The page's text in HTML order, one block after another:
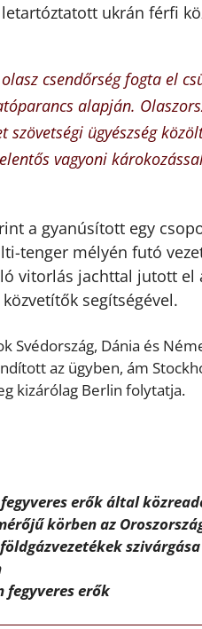
ukrán férfi
csendőrség fogta el
alapján.
szövetségi ügyészség
vagyoni
a gyanúsított egy
tenger mélyén futó
vitorlás jachttal jutott el
segítségével.
Svédország, Dánia és
az ügyben, ám
kizárólag Berlin folytatja.
erők által
körben az
fegyveres erők